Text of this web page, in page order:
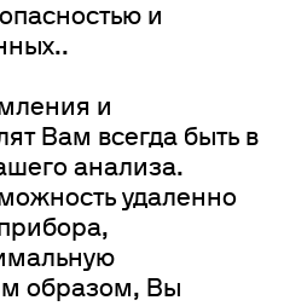
и
и
Вам всегда быть в
анализа.
удаленно
образом, Вы